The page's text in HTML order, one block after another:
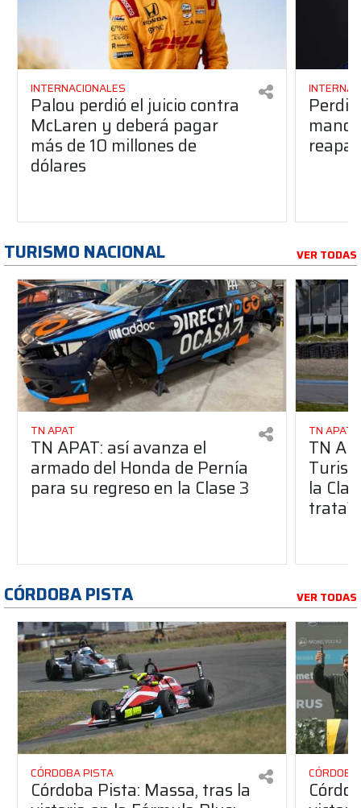
INTERNACIONALES
Palou perdió el juicio contra
McLaren y deberá pagar
más de 10 millones de
dólares
TURISMO NACIONAL VER TODAS
TN APAT
TN APAT: así avanza el
armado del Honda de Pernía
para su regreso en la Clase 3
TN APAT
TN
la
trata?
CÓRDOBA PISTA VER TODAS
CÓRDOBA PISTA
Córdoba Pista: Massa, tras la